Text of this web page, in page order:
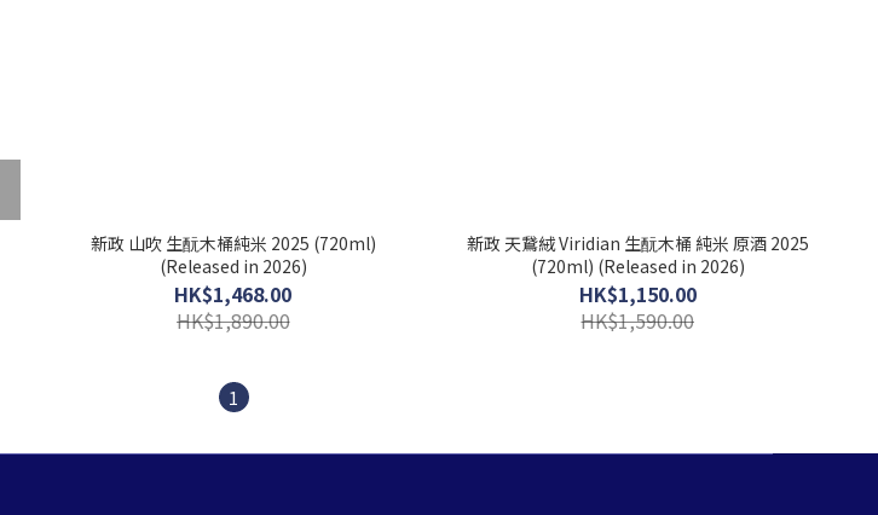
新政 山吹 生酛木桶純米 2025 (720ml)
(Released in 2026)
HK$1,468.00
HK$1,890.00
新政 天鵞絨 Viridian 生酛木桶 純米 原酒 2025
(720ml) (Released in 2026)
HK$1,150.00
HK$1,590.00
1